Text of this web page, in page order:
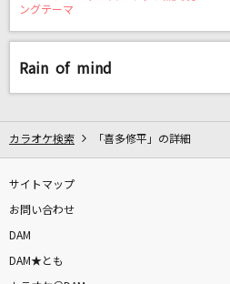
ングテーマ
Rain of mind
カラオケ検索 「喜多修平」の詳細
サイトマップ
お問い合わせ
DAM
DAM★とも